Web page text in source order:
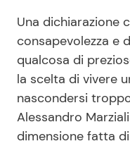
Una dichiarazione
consapevolezza e
qualcosa di
la scelta di vivere
nascondersi
Alessandro
dimensione fatta